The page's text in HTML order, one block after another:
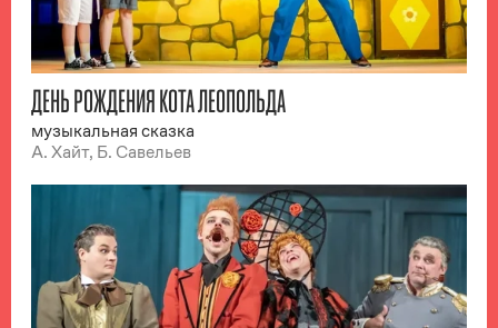
ДЕНЬ РОЖДЕНИЯ КОТА ЛЕОПОЛЬДА
музыкальная сказка
А. Хайт, Б. Савельев